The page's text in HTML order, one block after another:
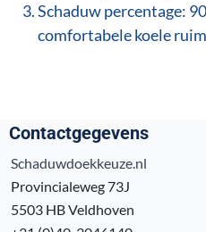
Schaduw percentage:
comfortabele koele
Contactgegevens
Schaduwdoekkeuze.nl
Provincialeweg 73J
5503 HB Veldhoven